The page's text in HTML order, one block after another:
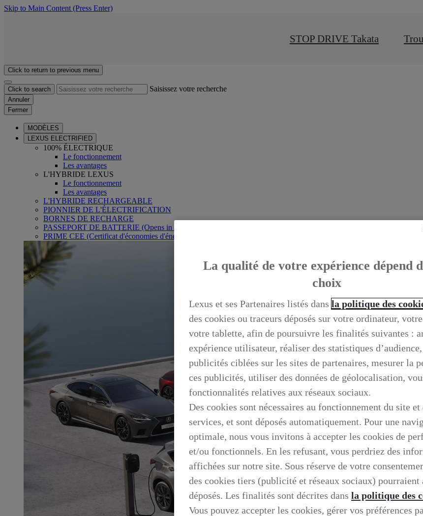
Skip to Main Content (Press Enter)
STOP DRIVE Takata
Click to return to previous menu
Click to search Saisissez votre recherche
Annuler
Fermer
MODÈLES
LEXUS ELECTRIFIED
100% ÉLECTRIQUE
Le fonctionnement
Les avantages
L'HYBRIDE LEXUS
Le fonctionnement
Les avantages
L'HYBRIDE RECHARGEABLE
PIONNIER DE L'ÉLECTRIFICATION
BORNES DE RECHARGE
PASSEPORT DE BATTERIE (Opens in new window)
PRIME CEE (Certificat d'économies d'énergie)
La qualité de votre expérience dépend
choix
Lexus et ses Partenaires listés dans la politique des
des cookies ou traceurs déposés sur votre ordinateur,
votre tablette, afin de poursuivre les finalités suivantes :
expérience utilisateur, réaliser des statistiques
publicités ciblées sur les sites de partenaires, mesurer la
ces publicités, utiliser des données de géolocalisation,
fonctionnalités relatives aux réseaux sociaux.
Des cookies sont nécessaires au fonctionnement du site et
services, et sont déposés automatiquement. Pour une
optimale, nous vous invitons à accepter les cookies de
et/ou fonctionnels. En les refusant, vous perdriez des
affichées sur notre site. Sous réserve de votre
des cookies tiers (publicité et réseaux sociaux) pourraient
déposés. Les finalités sont décrites dans la politique des
Vous pouvez accepter les cookies, gérer vos préférences